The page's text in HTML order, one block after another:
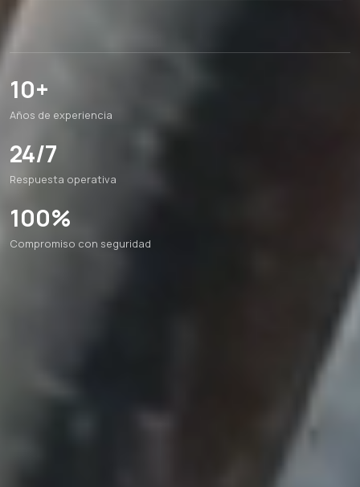
10+
Años de experiencia
24/7
Respuesta operativa
100%
Compromiso con seguridad